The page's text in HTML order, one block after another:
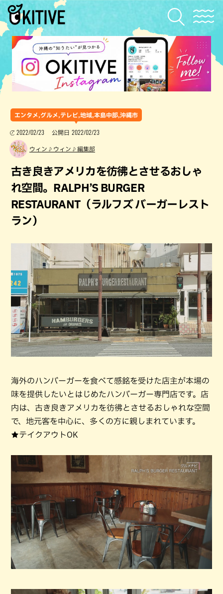
エンタメ,グルメ,テレビ,地域,本島中部,沖縄市
2022/02/23 公開日 2022/02/23
ウィン♪ウィン♪編集部
古き良きアメリカを彷彿とさせるおしゃ
れ空間。RALPH’S BURGER
RESTAURANT（ラルフズ バーガーレスト
ラン）
海外のハンバーガーを食べて感銘を受けた店主が本場の
味を提供したいとはじめたハンバーガー専門店です。店
内は、古き良きアメリカを彷彿とさせるおしゃれな空間
で、地元客を中心に、多くの方に親しまれています。
★テイクアウトOK